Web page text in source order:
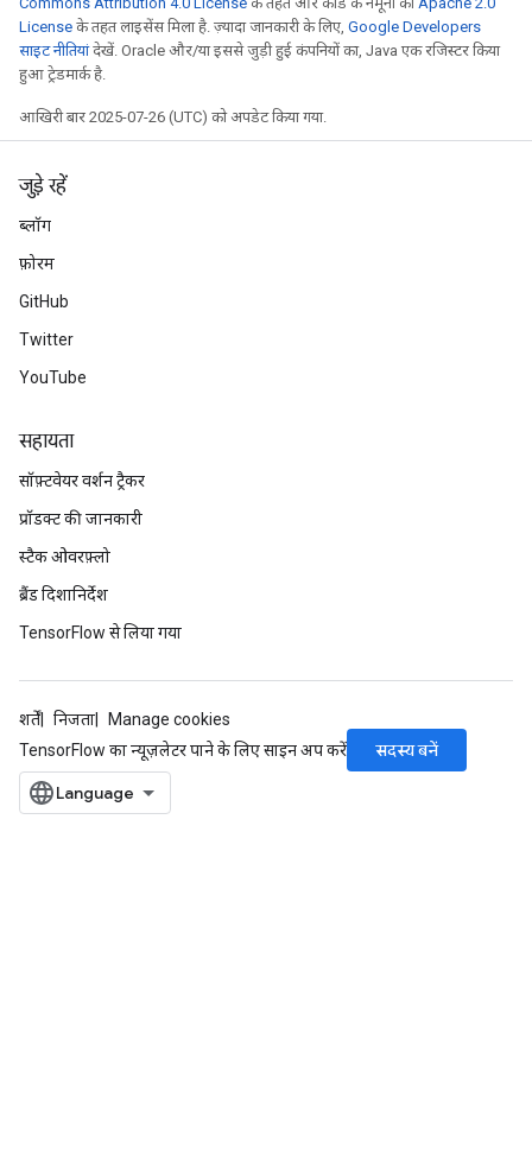
License के तहत लाइसेंस मिला है. ज़्यादा जानकारी के लिए, Google Developers
साइट नीतियांदेखें. Oracle और/या इससे जुड़ी हुई कंपनियों का, Java एक रजिस्टर किया
हुआ ट्रेडमार्क है.
आखिरी बार 2025-07-26 (UTC) को अपडेट किया गया.
जुड़े रहें
ब्लॉग
फ़ोरम
GitHub
Twitter
YouTube
सहायता
सॉफ़्टवेयर वर्शन ट्रैकर
प्रॉडक्ट की जानकारी
स्टैक ओवरफ़्लो
ब्रैंड दिशानिर्देश
TensorFlow से लिया गया
शर्तें निजता
Manage cookies
TensorFlow का न्यूज़लेटर पाने के लिए साइन अप करें
सदस्य बनें